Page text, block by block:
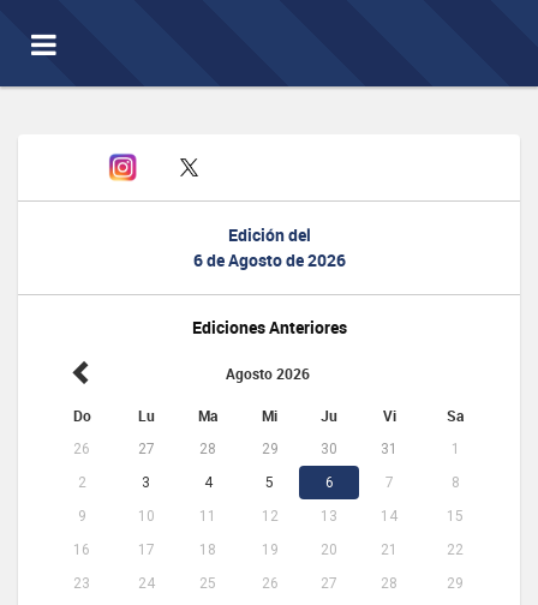
Toggle
navigation
Edición del
6 de Agosto de 2026
Ediciones Anteriores
Agosto 2026
Do Lu Ma Mi Ju Vi Sa
26 27 28 29 30 31
1
2
3 4 5 6 7
8
9
10 11 12 13 14
15
16
17 18 19 20 21
22
23
24 25 26 27 28
29